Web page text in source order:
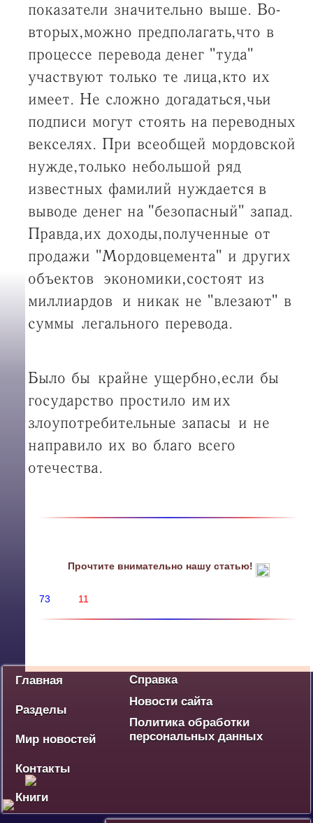
показатели значительно выше. Во-
вторых, можно предполагать, что в
процессе перевода денег "туда"
участвуют только те лица, кто их
имеет. Не сложно догадаться, чьи
подписи могут стоять на переводных
векселях. При всеобщей мордовской
нужде, только небольшой ряд
известных фамилий нуждается в
выводе денег на "безопасный" запад.
Правда, их доходы, полученные от
продажи "Мордовцемента" и других
объектов экономики, состоят из
миллиардов и никак не "влезают" в
суммы легального перевода.
Было бы крайне ущербно, если бы
государство простило им их
злоупотребительные запасы и не
направило их во благо всего
отечества.
Прочтите внимательно нашу статью!
73 11
Главная
Разделы
Политика
Экономика
Социум
Культура
Дебют
Победа - наше наследие
Ваше мнение
Разное
Мир новостей
Контакты
Книги
Справка
Новости сайта
Политика обработки
персональных данных